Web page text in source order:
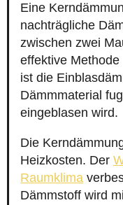
Eine
nachträgliche
zwischen zwei
effektive
ist die
Dämmmaterial
eingeblasen wird.
Die
Heizkosten. Der
Raumklima
Dämmstoff wird